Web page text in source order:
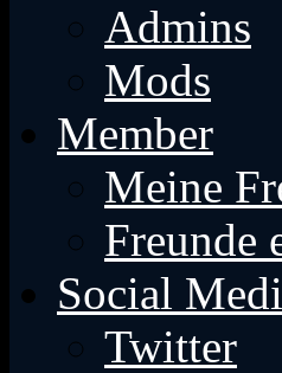
Admins
Mods
Member
Meine
Freunde
Social
Twitter